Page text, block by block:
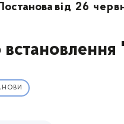
від 26